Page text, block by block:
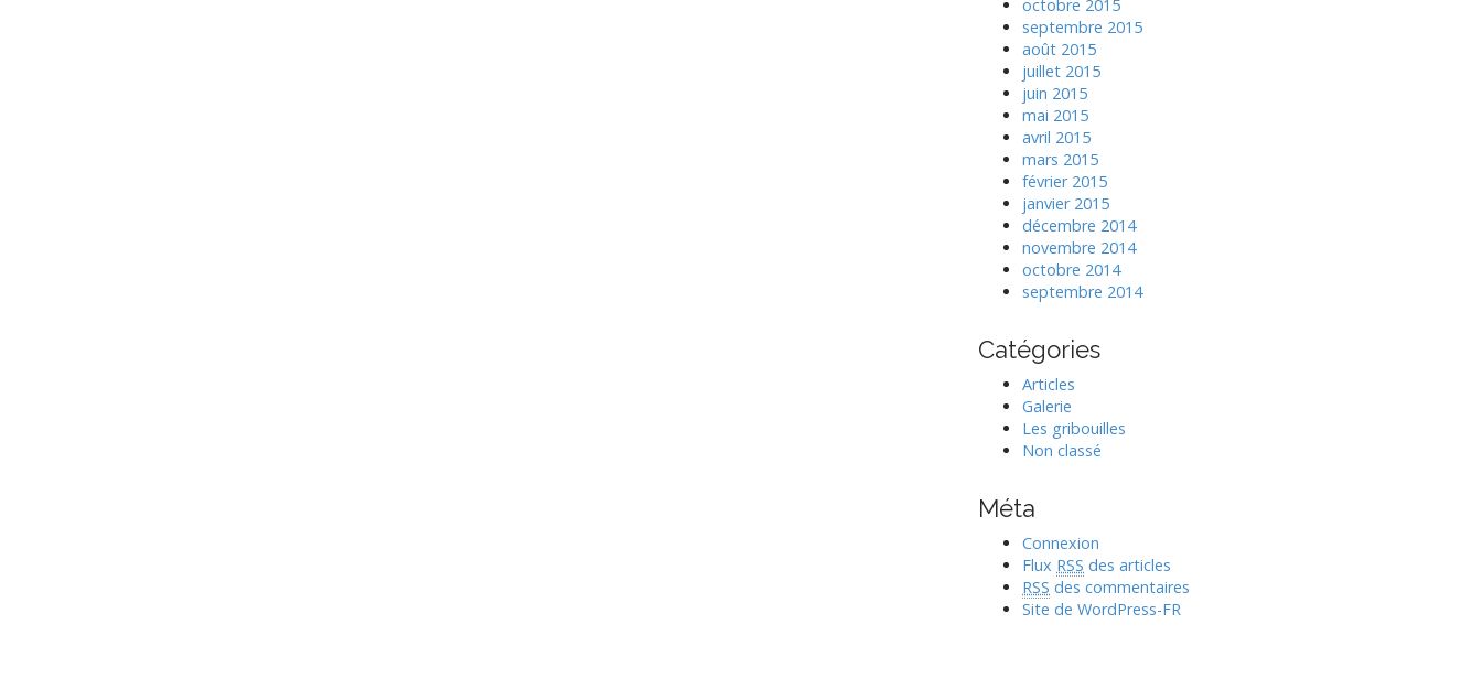
octobre 2015
septembre 2015
août 2015
juillet 2015
juin 2015
mai 2015
avril 2015
mars 2015
février 2015
janvier 2015
décembre 2014
novembre 2014
octobre 2014
septembre 2014
Catégories
Articles
Galerie
Les gribouilles
Non classé
Méta
Connexion
Flux RSS des articles
RSS des commentaires
Site de WordPress-FR